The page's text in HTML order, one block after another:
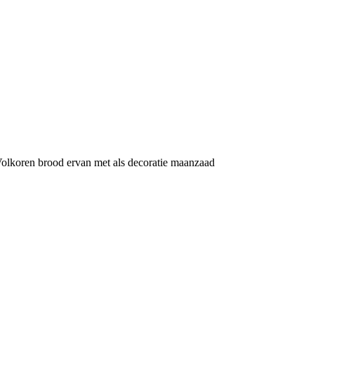
brood ervan met als decoratie maanzaad